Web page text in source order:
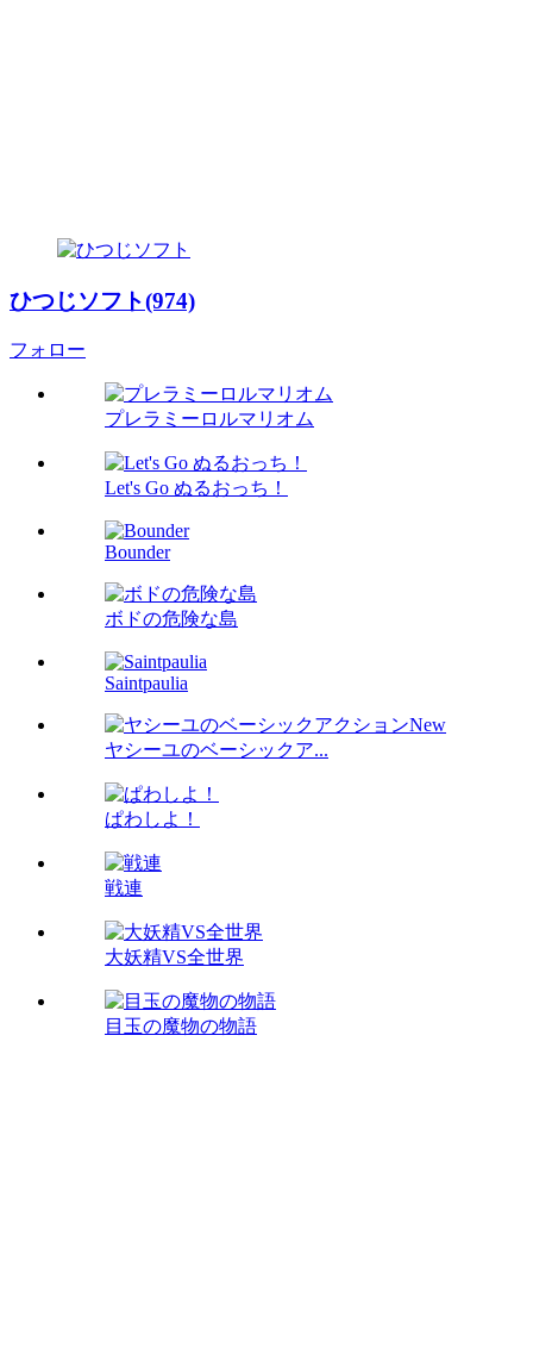
ひつじソフト(974)
フォロー
プレラミーロルマリオム
Let's Go ぬるおっち！
Bounder
ボドの危険な島
Saintpaulia
ヤシーユのベーシックア...
ぱわしよ！
戦連
大妖精VS全世界
目玉の魔物の物語